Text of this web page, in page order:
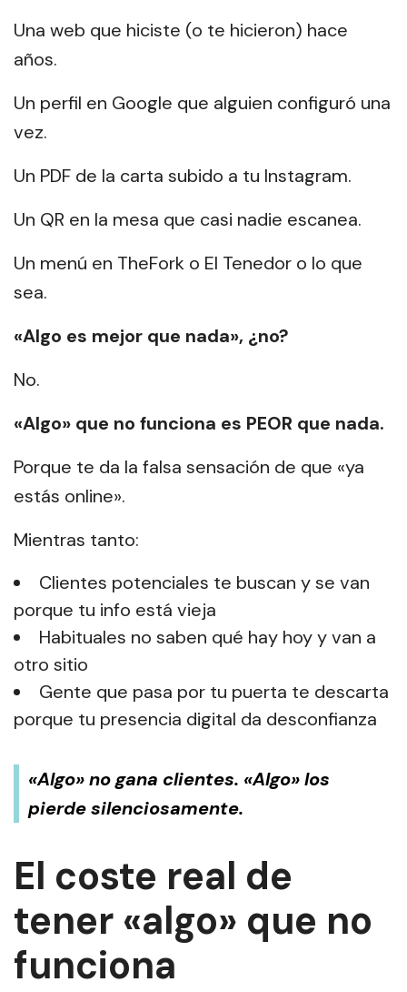
Una web que hiciste (o te hicieron) hace
años.
Un perfil en Google que alguien configuró una
vez.
Un PDF de la carta subido a tu Instagram.
Un QR en la mesa que casi nadie escanea.
Un menú en TheFork o El Tenedor o lo que
sea.
«Algo es mejor que nada», ¿no?
No.
«Algo» que no funciona es PEOR que nada.
Porque te da la falsa sensación de que «ya
estás online».
Mientras tanto:
Clientes potenciales te buscan y se van
porque tu info está vieja
Habituales no saben qué hay hoy y van a
otro sitio
Gente que pasa por tu puerta te descarta
porque tu presencia digital da desconfianza
«Algo» no gana clientes. «Algo» los
pierde silenciosamente.
El coste real de
tener «algo» que no
funciona